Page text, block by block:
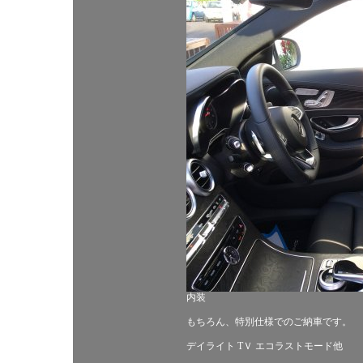
内装
もちろん、特別仕様でのご納車です。
デイライト TＶ エコラストモード他